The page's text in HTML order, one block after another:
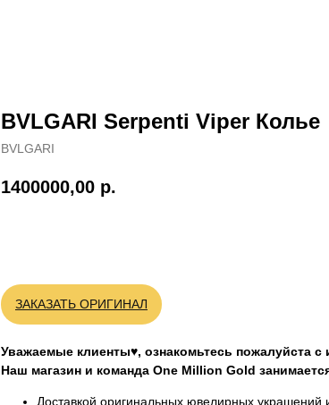
BVLGARI Serpenti Viper Колье
BVLGARI
1400000,00 р.
ЗАКАЗАТЬ ОРИГИНАЛ
Уважаемые клиенты♥, ознакомьтесь пожалуйста
Наш магазин и команда One Million Gold
Доставкой оригинальных ювелирных украшений